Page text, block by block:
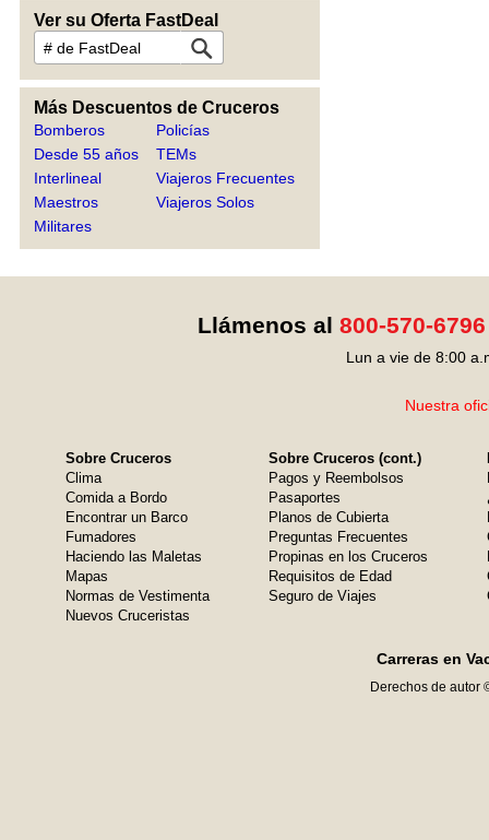
Ver su Oferta FastDeal
Más Descuentos de Cruceros
Bomberos
Desde 55 años
Interlineal
Maestros
Militares
Policías
TEMs
Viajeros Frecuentes
Viajeros Solos
Llámenos al 800-570-6796
Lun a vie de 8:00
Nuestra
Sobre Cruceros
Clima
Comida a Bordo
Encontrar un Barco
Fumadores
Haciendo las Maletas
Mapas
Normas de Vestimenta
Nuevos Cruceristas
Sobre Cruceros (cont.)
Pagos y Reembolsos
Pasaportes
Planos de Cubierta
Preguntas Frecuentes
Propinas en los Cruceros
Requisitos de Edad
Seguro de Viajes
Carreras en
Derechos de autor